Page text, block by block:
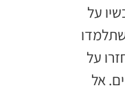
על
על
אל